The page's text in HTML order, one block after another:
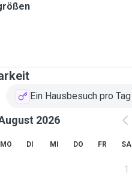
Ein Hausbesuch pro Tag
2026
MO DI MI DO FR SA
1